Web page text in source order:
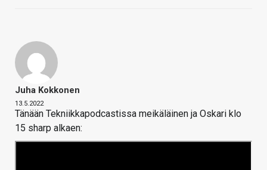
Juha Kokkonen
13.5.2022
Tänään Tekniikkapodcastissa meikäläinen ja Oskari klo
15 sharp alkaen: